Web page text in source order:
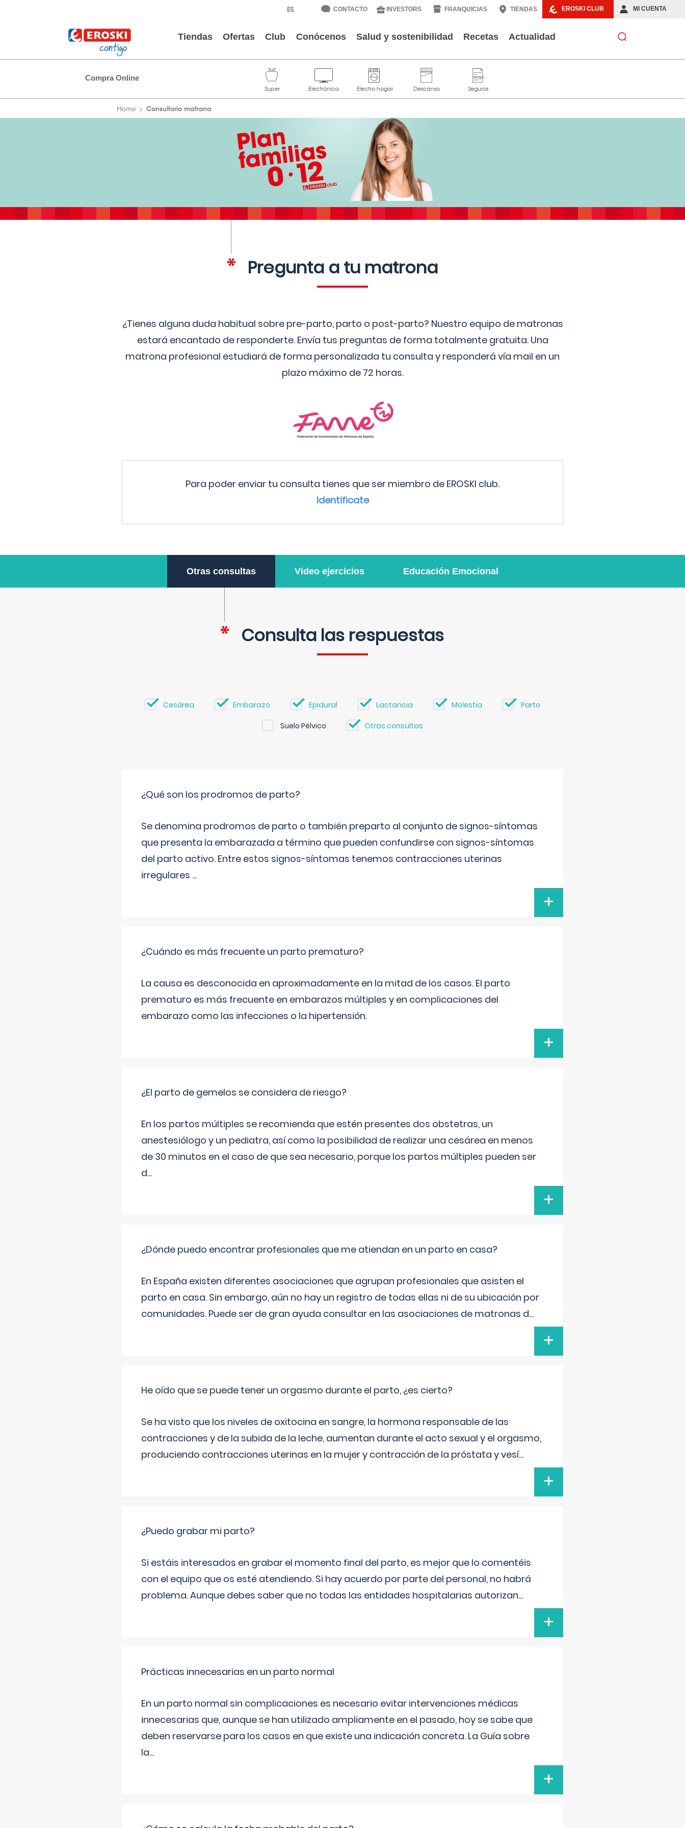
EROSKI CLUB MI CUENTA
CONTACTO INVESTORS FRANQUICIAS TIENDAS
Tiendas Ofertas Club Conócenos Salud y sostenibilidad Recetas Actualidad
Compra Online
Home Consultorio matrona
Pregunta a tu matrona
¿Tienes alguna duda habitual sobre pre-parto, parto o post-parto? Nuestro equipo de matronas
estará encantado de responderte. Envía tus preguntas de forma totalmente gratuita. Una
matrona profesional estudiará de forma personalizada tu consulta y responderá vía mail en un
plazo máximo de 72 horas.
Para poder enviar tu consulta tienes que ser miembro de EROSKI club.
Identificate
Otras consultas Video ejercicios Educación Emocional
Consulta las respuestas
Cesárea Embarazo Epidural Lactancia Molestia Parto
Suelo Pélvico Otras consultas
¿Qué son los prodromos de parto?
Se denomina prodromos de parto o también preparto al conjunto de signos-síntomas
que presenta la embarazada a término que pueden confundirse con signos-síntomas
del parto activo. Entre estos signos-síntomas tenemos contracciones uterinas
irregulares ...
+
¿Cuándo es más frecuente un parto prematuro?
La causa es desconocida en aproximadamente en la mitad de los casos. El parto
prematuro es más frecuente en embarazos múltiples y en complicaciones del
embarazo como las infecciones o la hipertensión.
+
¿El parto de gemelos se considera de riesgo?
En los partos múltiples se recomienda que estén presentes dos obstetras, un
anestesiólogo y un pediatra, así como la posibilidad de realizar una cesárea en menos
de 30 minutos en el caso de que sea necesario, porque los partos múltiples pueden ser
d...
+
¿Dónde puedo encontrar profesionales que me atiendan en un parto en casa?
En España existen diferentes asociaciones que agrupan profesionales que asisten el
parto en casa. Sin embargo, aún no hay un registro de todas ellas ni de su ubicación por
comunidades. Puede ser de gran ayuda consultar en las asociaciones de matronas d...
+
He oído que se puede tener un orgasmo durante el parto, ¿es cierto?
Se ha visto que los niveles de oxitocina en sangre, la hormona responsable de las
contracciones y de la subida de la leche, aumentan durante el acto sexual y el orgasmo,
produciendo contracciones uterinas en la mujer y contracción de la próstata y vesí...
+
¿Puedo grabar mi parto?
Si estáis interesados en grabar el momento final del parto, es mejor que lo comentéis
con el equipo que os esté atendiendo. Si hay acuerdo por parte del personal, no habrá
problema. Aunque debes saber que no todas las entidades hospitalarias autorizan...
+
Prácticas innecesarias en un parto normal
En un parto normal sin complicaciones es necesario evitar intervenciones médicas
innecesarias que, aunque se han utilizado ampliamente en el pasado, hoy se sabe que
deben reservarse para los casos en que existe una indicación concreta. La Guía sobre
la...
+